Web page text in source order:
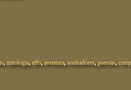
, mitologia,elfo, aventura, sonhadores, poesias,